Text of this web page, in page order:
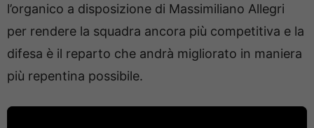
l’organico a disposizione di Massimiliano Allegri
per rendere la squadra ancora più competitiva e la
difesa è il reparto che andrà migliorato in maniera
più repentina possibile.